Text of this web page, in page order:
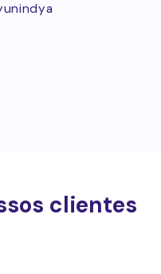
clientes